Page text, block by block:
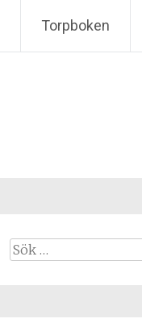
Torpboken
Sök